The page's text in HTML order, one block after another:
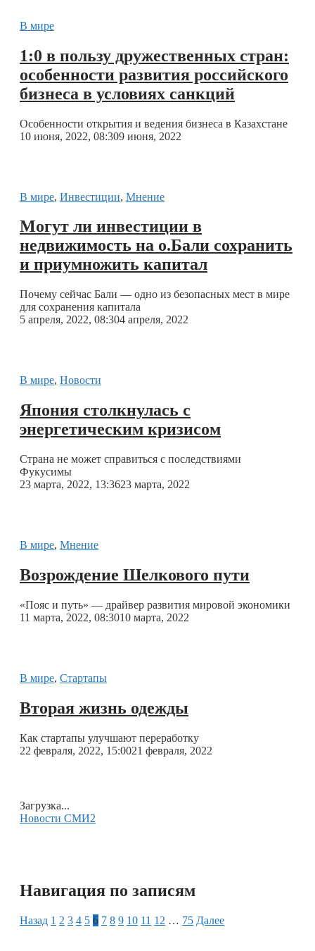
В мире
1:0 в пользу дружественных стран:
особенности развития российского
бизнеса в условиях санкций
Особенности открытия и ведения бизнеса в Казахстане
10 июня, 2022, 08:309 июня, 2022
В мире, Инвестиции, Мнение
Могут ли инвестиции в
недвижимость на о.Бали сохранить
и приумножить капитал
Почему сейчас Бали — одно из безопасных мест в мире
для сохранения капитала
5 апреля, 2022, 08:304 апреля, 2022
В мире, Новости
Япония столкнулась с
энергетическим кризисом
Страна не может справиться с последствиями
Фукусимы
23 марта, 2022, 13:3623 марта, 2022
В мире, Мнение
Возрождение Шелкового пути
«Пояс и путь» — драйвер развития мировой экономики
11 марта, 2022, 08:3010 марта, 2022
В мире, Стартапы
Вторая жизнь одежды
Как стартапы улучшают переработку
22 февраля, 2022, 15:0021 февраля, 2022
Загрузка...
Новости СМИ2
Навигация по записям
Назад 1 2 3 4 5 6 7 8 9 10 11 12 … 75 Далее